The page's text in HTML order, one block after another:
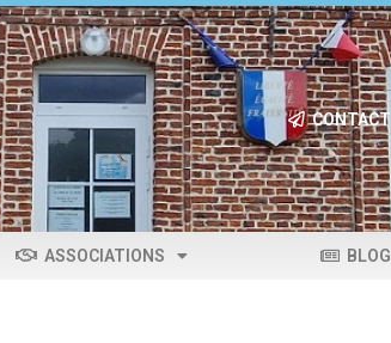
CONTACT
ASSOCIATIONS BLOG